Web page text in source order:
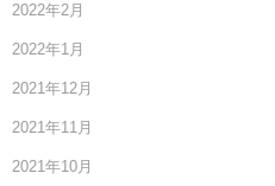
2022年2月
2022年1月
2021年12月
2021年11月
2021年10月